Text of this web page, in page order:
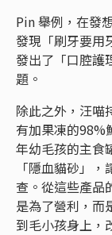
Pin 舉例，在發
發現「刷牙要用
發出了「口腔護
題。
除此之外，汪喵
有加果凍的98%
年幼毛孩的主食
「隱血貓砂」
查。從這些產品
是為了營利，而
到毛小孩身上，